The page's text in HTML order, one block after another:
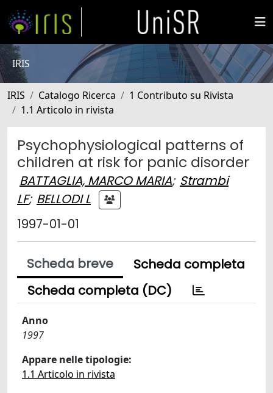
IRIS
IRIS Catalogo Ricerca
1 Contributo su Rivista
1.1 Articolo in rivista
Psychophysiological patterns of
children at risk for panic disorder
BATTAGLIA, MARCO MARIA; Strambi
LF; BELLODI L
1997-01-01
Scheda breve
Scheda completa
Scheda completa (DC)
Anno
1997
Appare nelle tipologie:
1.1 Articolo in rivista